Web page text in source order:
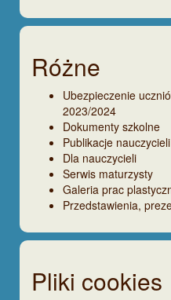
Różne
Ubezpieczenie
2023/2024
Dokumenty szkolne
Publikacje nauczycieli
Dla nauczycieli
Serwis maturzysty
Galeria prac
Przedstawienia,
Pliki cookies